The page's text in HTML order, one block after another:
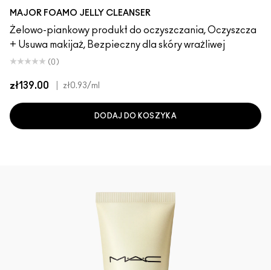
MAJOR FOAMO JELLY CLEANSER
Żelowo-piankowy produkt do oczyszczania, Oczyszcza
+ Usuwa makijaż, Bezpieczny dla skóry wrażliwej
(0)
zł139.00 zł0.93/ml
DODAJ DO KOSZYKA